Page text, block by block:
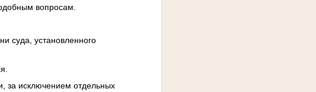
вопросам.
суда, установленного
за исключением отдельных